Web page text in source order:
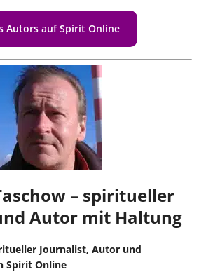
Autors auf Spirit Online
– spiritueller
Autor mit Haltung
Journalist, Autor und
Spirit Online